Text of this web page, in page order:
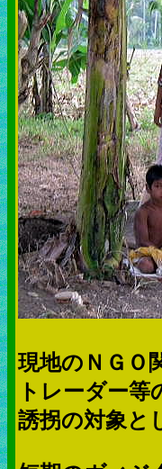
現地のＮＧＯ
トレーダー
誘拐の対象と